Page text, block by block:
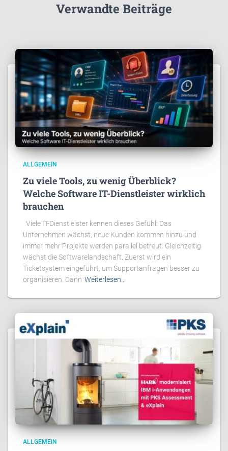
Verwandte Beiträge
ALLGEMEIN
Zu viele Tools, zu wenig Überblick?
Welche Software IT-Dienstleister wirklich
brauchen
Viele IT-Dienstleister kennen dieses Gefühl: Das
Unternehmen wächst, neue Kunden kommen hinzu und
immer mehr Projekte werden parallel betreut. Gleichzeitig
wächst die Softwarelandschaft. Zuerst wird ein
Ticketsystem eingeführt, um Supportanfragen besser zu
organisieren. Dann Weiterlesen…
ALLGEMEIN